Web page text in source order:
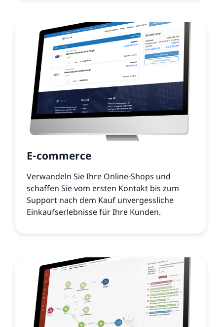
E-commerce
Verwandeln Sie Ihre Online-Shops und
schaffen Sie vom ersten Kontakt bis zum
Support nach dem Kauf unvergessliche
Einkaufserlebnisse für Ihre Kunden.